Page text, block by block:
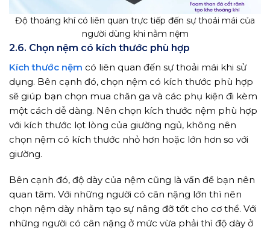
Độ thoáng khí có liên quan trực tiếp đến sự thoải mái của
người dùng khi nằm nệm
2.6. Chọn nệm có kích thước phù hợp
Kích thước nệm có liên quan đến sự thoải mái khi sử
dụng. Bên cạnh đó, chọn nệm có kích thước phù hợp
sẽ giúp bạn chọn mua chăn ga và các phụ kiện đi kèm
một cách dễ dàng. Nên chọn kích thước nệm phù hợp
với kích thước lọt lòng của giường ngủ, không nên
chọn nệm có kích thước nhỏ hơn hoặc lớn hơn so với
giường.
Bên cạnh đó, độ dày của nệm cũng là vấn đề bạn nên
quan tâm. Với những người có cân nặng lớn thì nên
chọn nệm dày nhằm tạo sự nâng đỡ tốt cho cơ thể. Với
những người có cân nặng ở mức vừa phải thì độ dày ở